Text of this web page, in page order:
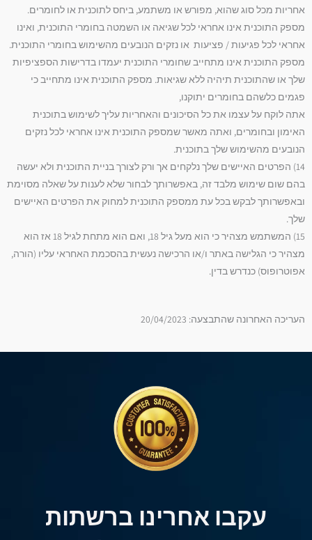
אחריות מכל סוג שהוא, מפורש או משתמע, ביחס לתוכנית או לחומרים.
מספק התוכנית אינו אחראי לכל שגיאה או השמטה בחומרי התוכנית, ואינו
אחראי לכל פגיעות / פציעות או נזקים הנובעים מהשימוש בחומרי התוכנית.
מספק התוכנית אינו מתחייב שחומרי התוכנית יעמדו בדרישות הספציפיות
שלך או שהתוכנית תיהיה ללא שגיאות. מספק התוכנית אינו מתחייב כי
פגמים כלשהם בחומרים יתוקנו,
אתה לוקח על עצמו את כל הסיכונים והאחריות עליך לשימוש בתוכנית
האימון ובחומרים, ואתה מאשר שמספק התוכנית אינו אחראי לכל נזקים
הנובעים מהשימוש שלך בתוכנית.
14) הפרטים האיישים שלך נלקחים אך ורק לצורך בניית התוכנית ולא יעשה
בהם שום שימוש מלבד זה, באפשרותך לבחור שלא לענות על שאלה מסוימת
ובאפשרותך לבקש בכל עת ממספק התוכנית למחוק את הפרטים האיישים
שלך.
15) המשתמש מצהיר כי הוא מעל גיל 18, ואם הוא מתחת לגיל 18 אז הוא
מצהיר כי הגלישה באתר ו/או הרכישה נעשית בהסכמת האחראי עליו (הורה,
אפוטרופוס) כנדרש בדין.
העריכה האחרונה שהתבצעה: 20/04/2023
עקבו אחרינו ברשתות